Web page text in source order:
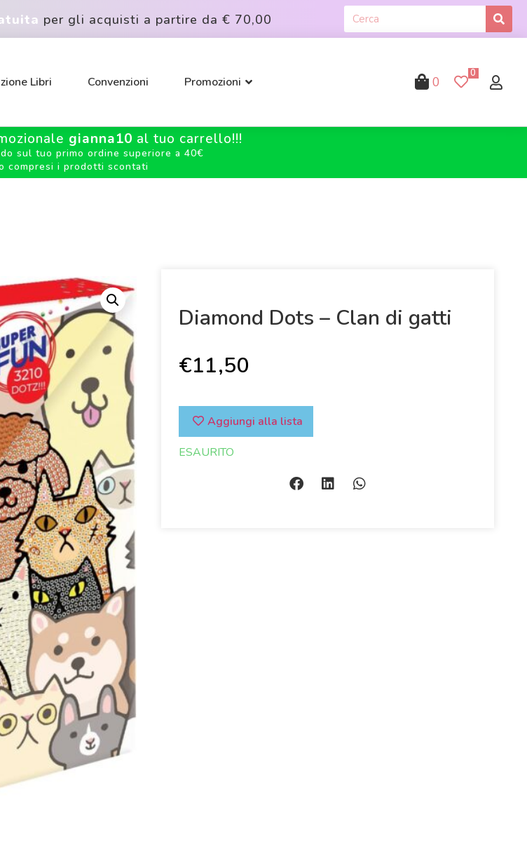
per gli acquisti a partire da € 70,00
Libri Convenzioni Promozioni 0
0
gianna10 al tuo carrello!!!
sul tuo primo ordine superiore a 40€
compresi i prodotti scontati
Diamond Dots – Clan di gatti
€11,50
Aggiungi alla lista
ESAURITO